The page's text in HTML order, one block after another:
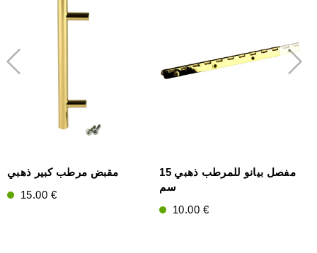
مقبض مرطب كبير ذهبي
15.00 €
مفصل بيانو للمرطب ذهبي 15
سم
10.00 €